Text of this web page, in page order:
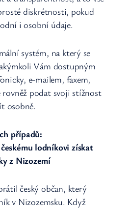
diskrétnosti, pokud
i osobní údaje.
systém, na který se
Vám dostupným
e-mailem, faxem,
rovněž podat svoji stížnost
osobně.
případů:
lodníkovi získat
z Nizozemí
český občan, který
v Nizozemsku. Když